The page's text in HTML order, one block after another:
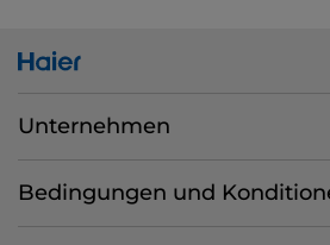
Unternehmen
Bedingungen und